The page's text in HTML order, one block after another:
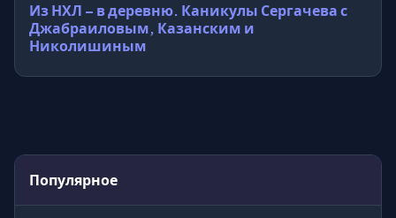
Из НХЛ – в деревню. Каникулы Сергачева с
Джабраиловым, Казанским и
Николишиным
Популярное